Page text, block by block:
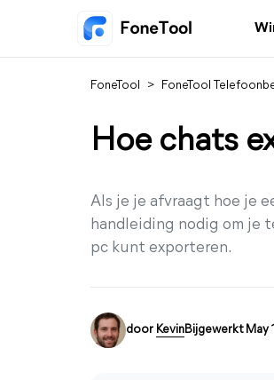
FoneTool > FoneTool
Hoe chats
Als je je afvraagt hoe je
handleiding nodig om je
pc kunt exporteren.
door KevinBijgewerkt May